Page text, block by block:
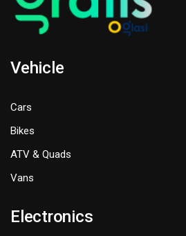
Vehicle
Cars
Bikes
ATV & Quads
Vans
Electronics